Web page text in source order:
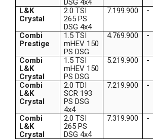
DSG 4x4
L&K
Crystal
2.0 TSI
265 PS
DSG 4x4
7.199.900 -
Combi
Prestige
1.5 TSI
mHEV 150
PS DSG
4.769.900 -
Combi
L&K
Crystal
1.5 TSI
mHEV 150
PS DSG
5.219.900 -
Combi
L&K
Crystal
2.0 TDI
SCR 193
PS DSG
4x4
7.219.900 -
Combi
L&K
Crystal
2.0 TSI
265 PS
DSG 4x4
7.319.900 -